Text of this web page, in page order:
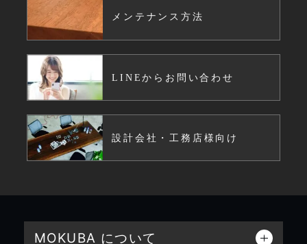
メンテナンス方法
LINEからお問い合わせ
設計会社・工務店様向け
MOKUBA について